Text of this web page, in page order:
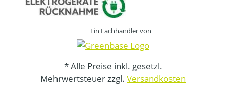
Ein Fachhändler von
* Alle Preise inkl. gesetzl.
Mehrwertsteuer zzgl. Versandkosten